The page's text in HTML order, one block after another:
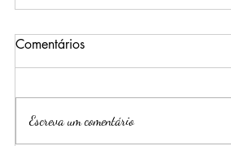
Comentários
Escreva um comentário